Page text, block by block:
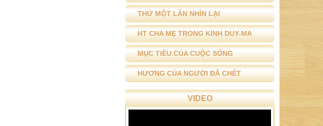
THỬ MỘT LẦN NHÌN LẠI
HT CHA MẸ TRONG KINH DUY-MA
MỤC TIÊU CỦA CUỘC SỐNG
HƯƠNG CỦA NGƯỜI ĐÃ CHẾT
VIDEO